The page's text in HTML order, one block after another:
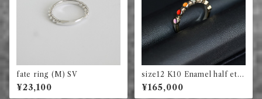
fate ring (M) SV
¥23,100
size12 K10 Enamel half ete
rnity circle (murti)
¥165,000